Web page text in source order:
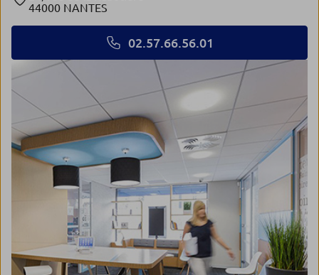
44000 NANTES
02.57.66.56.01